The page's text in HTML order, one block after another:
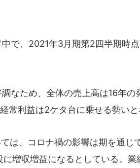
で、2021年3月期第2四半期時
なため、全体の売上高は16年の
常利益は2ケタ台に乗せる勢いと
は、コロナ禍の影響は期を通じ
増収増益になるとしている。業